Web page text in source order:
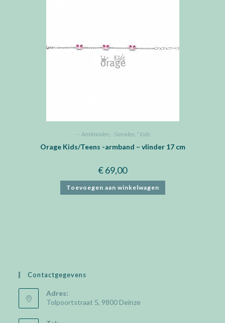
- - Armbanden, - Sieraden, * Kids
Orage Kids/Teens -armband – vlinder 17 cm
€69,00
Toevoegen aan winkelwagen
Contactgegevens
Adres:
Tolpoortstraat 5, 9800 Deinze